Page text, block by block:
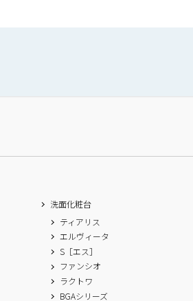
洗面化粧台
ティアリス
エルヴィータ
S［エス］
ファンシオ
ラクトワ
BGAシリーズ